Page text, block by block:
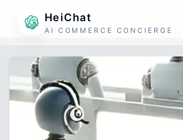
HeiChat
AI COMMERCE CONCIERGE